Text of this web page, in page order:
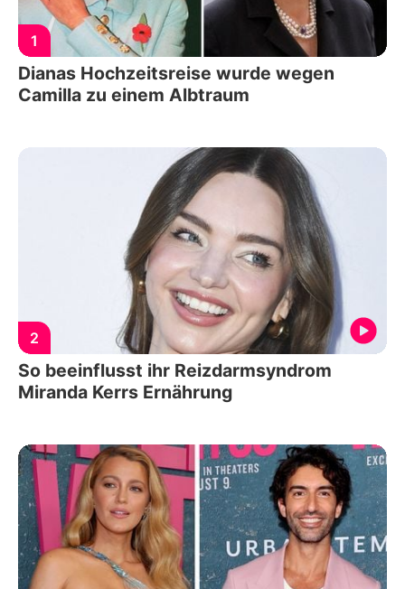
1
Dianas Hochzeitsreise wurde wegen
Camilla zu einem Albtraum
2
So beeinflusst ihr Reizdarmsyndrom
Miranda Kerrs Ernährung